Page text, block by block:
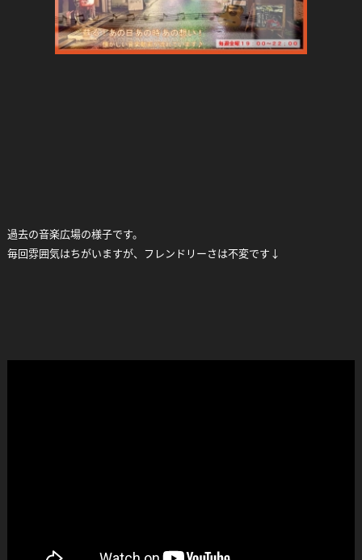
過去の音楽広場の様子です。
毎回雰囲気はちがいますが、フレンドリーさは不変です↓